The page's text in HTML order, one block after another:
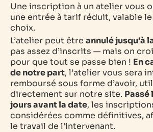
Une inscription à un atelier vous
une entrée à tarif réduit, valable
choix.
L’atelier peut être annulé jusqu’à
pas assez d’inscrits — mais on
pour que tout se passe bien ! En
de notre part, l’atelier vous sera
remboursé sous forme d’avoir,
directement sur notre site. Passé
jours avant la date, les
considérées comme définitives,
le travail de l’intervenant.